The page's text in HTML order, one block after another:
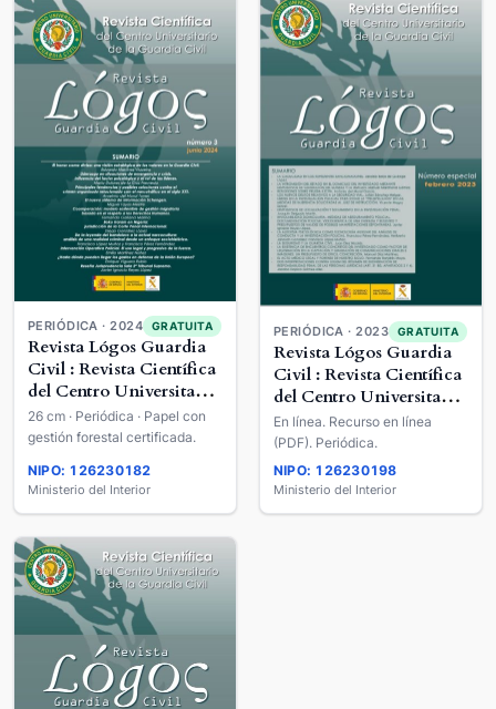
PERIÓDICA · 2024 GRATUITA
Revista Lógos Guardia
Civil : Revista Científica
del Centro Universitario
de la Guardia Civil
26 cm · Periódica · Papel con
gestión forestal certificada.
NIPO: 126230182
Ministerio del Interior
PERIÓDICA · 2023 GRATUITA
Revista Lógos Guardia
Civil : Revista Científica
del Centro Universitario
de la Guardia Civil
En línea. Recurso en línea
(PDF). Periódica.
NIPO: 126230198
Ministerio del Interior